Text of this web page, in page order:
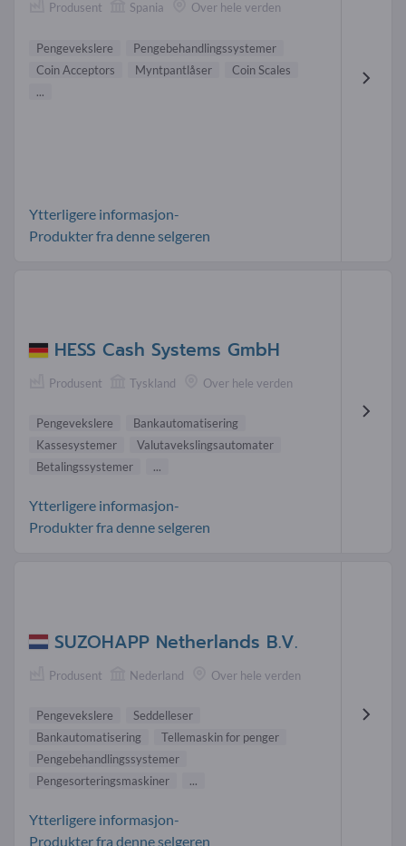
Produsent Spania Over hele verden
Pengevekslere
Pengebehandlingssystemer
Coin Acceptors
Myntpantlåser
Coin Scales
...
Ytterligere informasjon-
Produkter fra denne selgeren
HESS Cash Systems GmbH
Produsent Tyskland Over hele verden
Pengevekslere
Bankautomatisering
Kassesystemer
Valutavekslingsautomater
Betalingssystemer
...
Ytterligere informasjon-
Produkter fra denne selgeren
SUZOHAPP Netherlands B.V.
Produsent Nederland Over hele verden
Pengevekslere
Seddelleser
Bankautomatisering
Tellemaskin for penger
Pengebehandlingssystemer
Pengesorteringsmaskiner
...
Ytterligere informasjon-
Produkter fra denne selgeren